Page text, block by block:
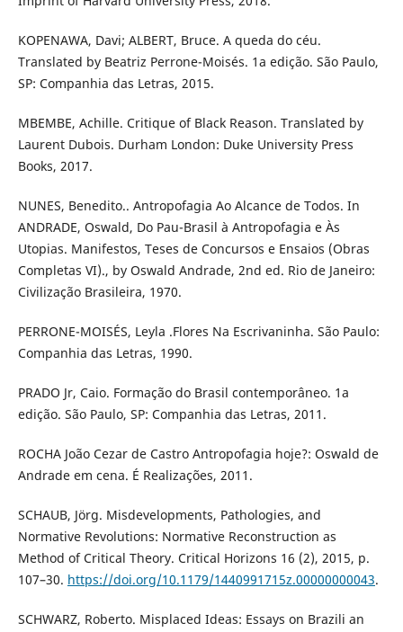
KOPENAWA, Davi; ALBERT, Bruce. A queda do céu.
Translated by Beatriz Perrone-Moisés. 1a edição. São Paulo,
SP: Companhia das Letras, 2015.
MBEMBE, Achille. Critique of Black Reason. Translated by
Laurent Dubois. Durham London: Duke University Press
Books, 2017.
NUNES, Benedito.. Antropofagia Ao Alcance de Todos. In
ANDRADE, Oswald, Do Pau-Brasil à Antropofagia e Às
Utopias. Manifestos, Teses de Concursos e Ensaios (Obras
Completas VI)., by Oswald Andrade, 2nd ed. Rio de Janeiro:
Civilização Brasileira, 1970.
PERRONE-MOISÉS, Leyla .Flores Na Escrivaninha. São Paulo:
Companhia das Letras, 1990.
PRADO Jr, Caio. Formação do Brasil contemporâneo. 1a
edição. São Paulo, SP: Companhia das Letras, 2011.
ROCHA João Cezar de Castro Antropofagia hoje?: Oswald de
Andrade em cena. É Realizações, 2011.
SCHAUB, Jörg. Misdevelopments, Pathologies, and
Normative Revolutions: Normative Reconstruction as
Method of Critical Theory. Critical Horizons 16 (2), 2015, p.
107–30. https://doi.org/10.1179/1440991715z.00000000043.
SCHWARZ, Roberto. Misplaced Ideas: Essays on Brazili an